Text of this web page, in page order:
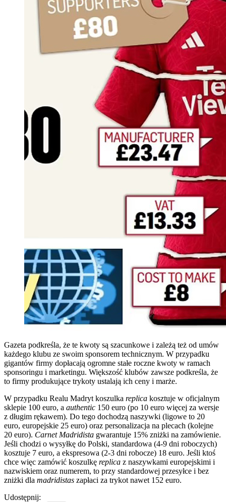
Gazeta podkreśla, że te kwoty są szacunkowe i zależą też od umów
każdego klubu ze swoim sponsorem technicznym. W przypadku
gigantów firmy dopłacają ogromne stałe roczne kwoty w ramach
sponsoringu i marketingu. Większość klubów zawsze podkreśla, że
to firmy produkujące trykoty ustalają ich ceny i marże.
W przypadku Realu Madryt koszulka replica kosztuje w oficjalnym
sklepie 100 euro, a authentic 150 euro (po 10 euro więcej za wersje
z długim rękawem). Do tego dochodzą naszywki (ligowe to 20
euro, europejskie 25 euro) oraz personalizacja na plecach (kolejne
20 euro). Carnet Madridista gwarantuje 15% zniżki na zamówienie.
Jeśli chodzi o wysyłkę do Polski, standardowa (4-9 dni roboczych)
kosztuje 7 euro, a ekspresowa (2-3 dni robocze) 18 euro. Jeśli ktoś
chce więc zamówić koszulkę replica z naszywkami europejskimi i
nazwiskiem oraz numerem, to przy standardowej przesyłce i bez
zniżki dla madridistas zapłaci za trykot nawet 152 euro.
Udostępnij: